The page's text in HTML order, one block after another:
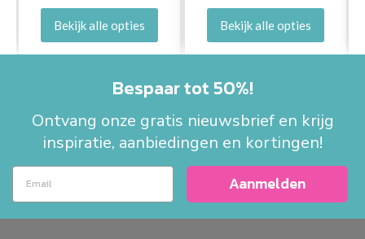
Bekijk alle opties Bekijk alle opties
Bespaar tot 50%!
Ontvang onze gratis nieuwsbrief en krijg
inspiratie, aanbiedingen en kortingen!
Aanmelden